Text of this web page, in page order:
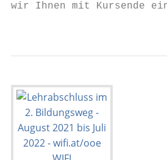
wir Ihnen mit Kursende